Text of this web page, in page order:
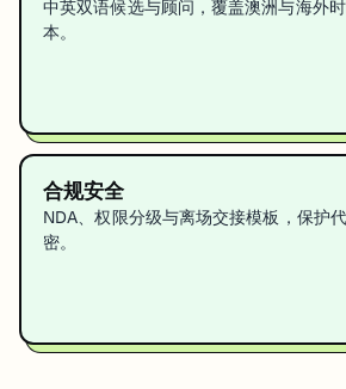
中英双语候选与顾问，覆盖澳洲与海外
本。
合规安全
NDA、权限分级与离场交接模板，保护
密。